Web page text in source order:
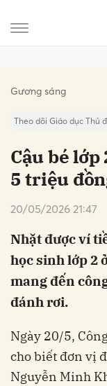
Gương sáng
Theo dõi Giáo dục Thủ
Cậu bé
5 triệu
20/05/2026 21:47
Nhặt được ví
học sinh lớp 2
mang đến
đánh rơi.
Ngày 20/5,
cho biết đơn vị
Nguyễn Minh